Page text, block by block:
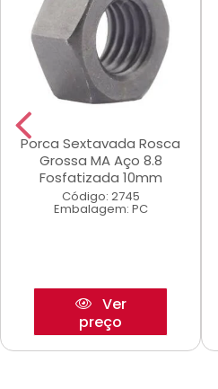
Porca Sextavada Rosca
Grossa MA Aço 8.8
Fosfatizada 10mm
Código: 2745
Embalagem: PC
Ver
preço